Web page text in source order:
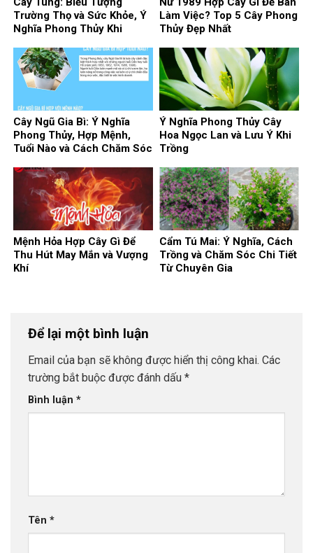
Trường Thọ và Sức Khỏe, Ý
Nghĩa Phong Thủy Khi
Làm Việc? Top 5 Cây Phong
Thủy Đẹp Nhất
Cây Ngũ Gia Bì: Ý Nghĩa
Phong Thủy, Hợp Mệnh,
Tuổi Nào và Cách Chăm Sóc
Ý Nghĩa Phong Thủy Cây
Hoa Ngọc Lan và Lưu Ý Khi
Trồng
Mệnh Hỏa Hợp Cây Gì Để
Thu Hút May Mắn và Vượng
Khí
Cẩm Tú Mai: Ý Nghĩa, Cách
Trồng và Chăm Sóc Chi Tiết
Từ Chuyên Gia
Để lại một bình luận
Email của bạn sẽ không được hiển thị công khai. Các
trường bắt buộc được đánh dấu *
Bình luận *
Tên *